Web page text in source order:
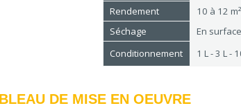
Rendement
10 à 12
Séchage
En
Conditionnement
1 L - 3 L -
DE MISE EN OEUVRE